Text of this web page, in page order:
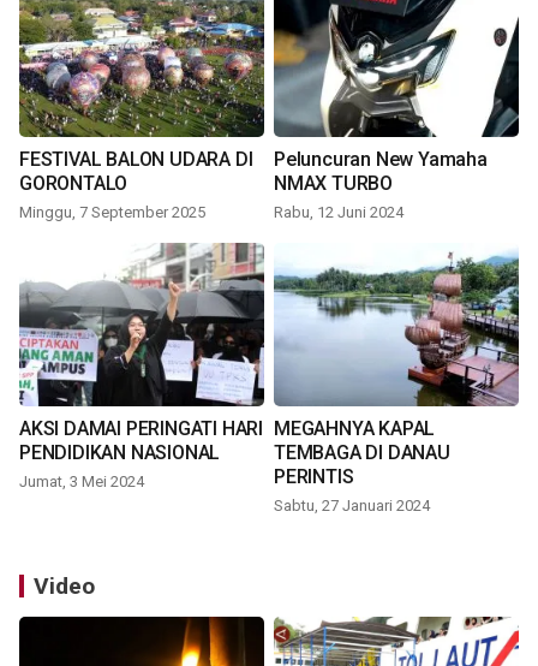
FESTIVAL BALON UDARA DI
GORONTALO
Minggu, 7 September 2025
Peluncuran New Yamaha
NMAX TURBO
Rabu, 12 Juni 2024
AKSI DAMAI PERINGATI HARI
PENDIDIKAN NASIONAL
Jumat, 3 Mei 2024
MEGAHNYA KAPAL
TEMBAGA DI DANAU
PERINTIS
Sabtu, 27 Januari 2024
Video